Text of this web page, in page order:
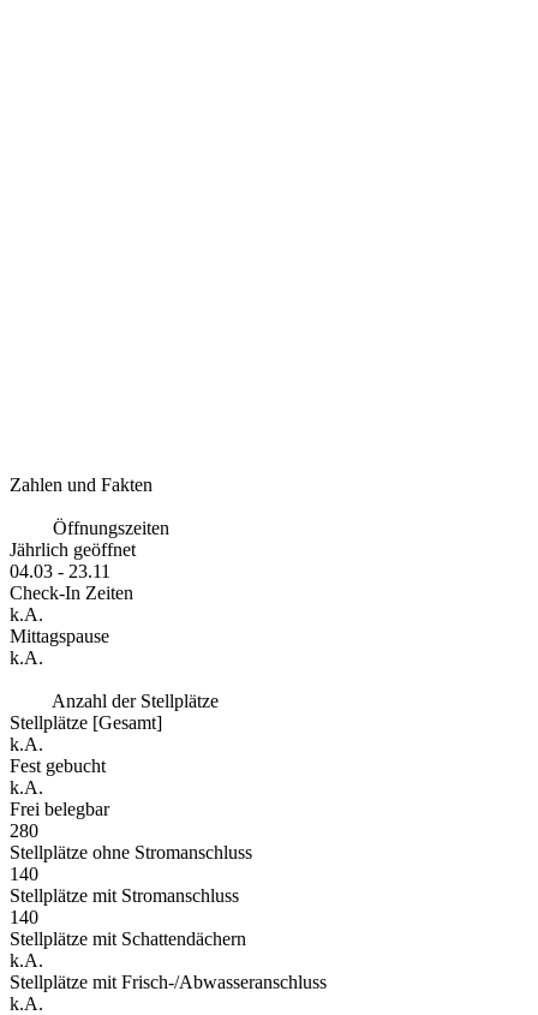
Zahlen und Fakten
Öffnungszeiten
Jährlich geöffnet
04.03 - 23.11
Check-In Zeiten
k.A.
Mittagspause
k.A.
Anzahl der Stellplätze
Stellplätze [Gesamt]
k.A.
Fest gebucht
k.A.
Frei belegbar
280
Stellplätze ohne Stromanschluss
140
Stellplätze mit Stromanschluss
140
Stellplätze mit Schattendächern
k.A.
Stellplätze mit Frisch-/Abwasseranschluss
k.A.